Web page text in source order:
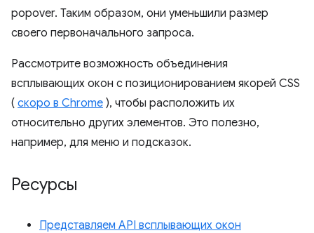
popover. Таким образом, они уменьшили размер
своего первоначального запроса.
Рассмотрите возможность объединения
всплывающих окон с позиционированием якорей CSS
( скоро в Chrome ), чтобы расположить их
относительно других элементов. Это полезно,
например, для меню и подсказок.
Ресурсы
Представляем API всплывающих окон